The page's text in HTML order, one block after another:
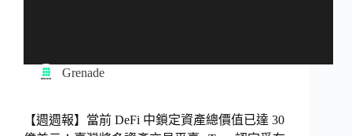
Grenade
【週週報】當前 DeFi 中鎖定資產總價值已達 30